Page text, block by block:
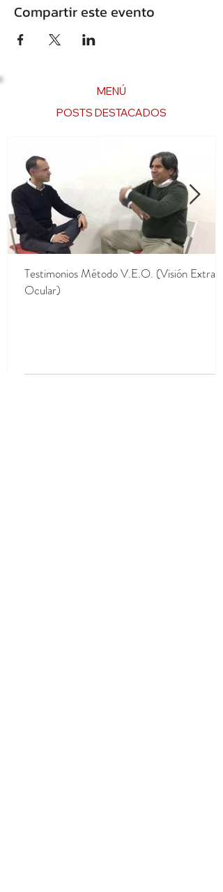
Compartir este evento
MENÚ
POSTS DESTACADOS
Testimonios Método V.E.O. (Visión Extra
Ocular)